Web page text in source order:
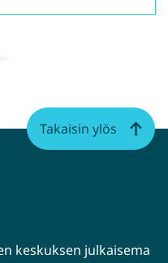
keskuksen julkaisema
Takaisin ylös